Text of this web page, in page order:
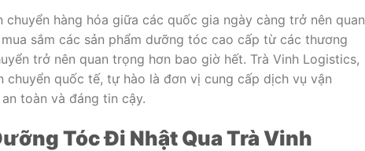
hàng hóa giữa các quốc gia ngày càng trở nên quan
sắm các sản phẩm dưỡng tóc cao cấp từ các thương
trở nên quan trọng hơn bao giờ hết. Trà Vinh Logistics,
chuyển quốc tế, tự hào là đơn vị cung cấp dịch vụ vận
toàn và đáng tin cậy.
Tóc Đi Nhật Qua Trà Vinh